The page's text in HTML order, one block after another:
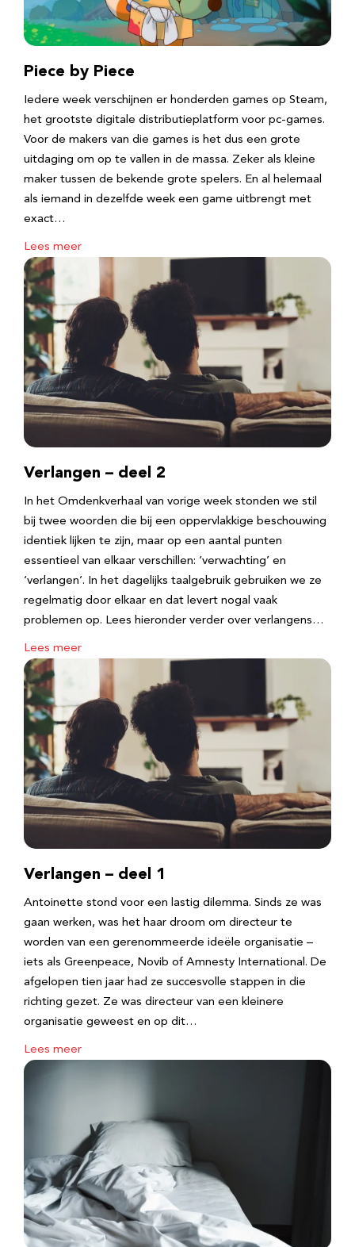
Piece by Piece
Iedere week verschijnen er honderden games op Steam,
het grootste digitale distributieplatform voor pc-games.
Voor de makers van die games is het dus een grote
uitdaging om op te vallen in de massa. Zeker als kleine
maker tussen de bekende grote spelers. En al helemaal
als iemand in dezelfde week een game uitbrengt met
exact…
Lees meer
Verlangen – deel 2
In het Omdenkverhaal van vorige week stonden we stil
bij twee woorden die bij een oppervlakkige beschouwing
identiek lijken te zijn, maar op een aantal punten
essentieel van elkaar verschillen: ‘verwachting’ en
‘verlangen’. In het dagelijks taalgebruik gebruiken we ze
regelmatig door elkaar en dat levert nogal vaak
problemen op. Lees hieronder verder over verlangens…
Lees meer
Verlangen – deel 1
Antoinette stond voor een lastig dilemma. Sinds ze was
gaan werken, was het haar droom om directeur te
worden van een gerenommeerde ideële organisatie –
iets als Greenpeace, Novib of Amnesty International. De
afgelopen tien jaar had ze succesvolle stappen in die
richting gezet. Ze was directeur van een kleinere
organisatie geweest en op dit…
Lees meer